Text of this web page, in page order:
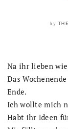
by
Na ihr lieben
Das
Ende.
Ich wollte mich
Habt ihr Ideen